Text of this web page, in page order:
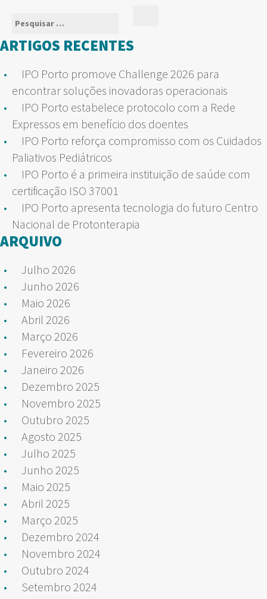
Pesquisar
por:
ARTIGOS RECENTES
IPO Porto promove Challenge 2026 para
encontrar soluções inovadoras operacionais
IPO Porto estabelece protocolo com a Rede
Expressos em benefício dos doentes
IPO Porto reforça compromisso com os Cuidados
Paliativos Pediátricos
IPO Porto é a primeira instituição de saúde com
certificação ISO 37001
IPO Porto apresenta tecnologia do futuro Centro
Nacional de Protonterapia
ARQUIVO
Julho 2026
Junho 2026
Maio 2026
Abril 2026
Março 2026
Fevereiro 2026
Janeiro 2026
Dezembro 2025
Novembro 2025
Outubro 2025
Agosto 2025
Julho 2025
Junho 2025
Maio 2025
Abril 2025
Março 2025
Dezembro 2024
Novembro 2024
Outubro 2024
Setembro 2024